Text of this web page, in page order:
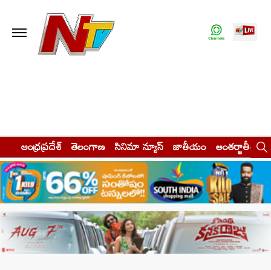
ఆంధ్రప్రదేశ్ తెలంగాణ సినిమా న్యూస్ జాతీయం అంతర్జాతీయం